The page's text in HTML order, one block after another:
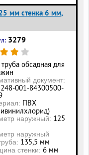
мм стенка 6 мм,
3279
труба обсадная для
документ:
001-84300500-
ПВХ
наружный: 125
наружный
135,5 мм
стенки: 6 мм